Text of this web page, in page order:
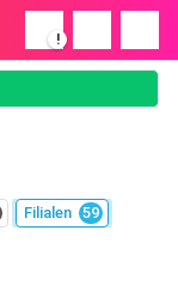
!
Filialen 59